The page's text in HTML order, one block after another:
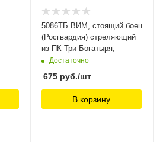
5086ТБ ВИМ, стоящий боец
(Росгвардия) стреляющий
из ПК Три Богатыря,
Достаточно
675руб./шт
В корзину